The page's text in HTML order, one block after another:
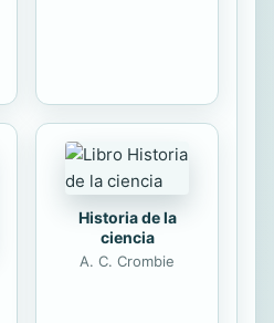
Historia de la
ciencia
A. C. Crombie